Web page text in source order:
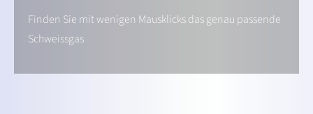
Finden Sie mit wenigen Mausklicks das genau passende
Schweissgas